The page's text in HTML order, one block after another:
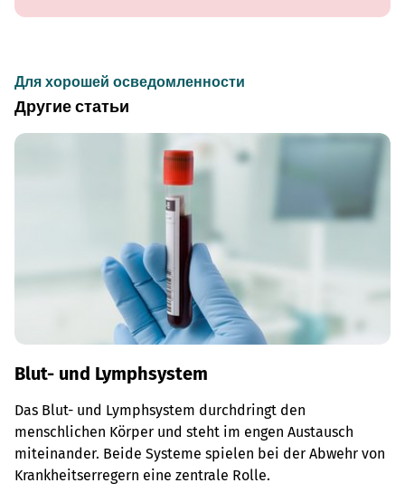
Для хорошей осведомленности
Другие статьи
Blut- und Lymphsystem
Das Blut- und Lymphsystem durchdringt den
menschlichen Körper und steht im engen Austausch
miteinander. Beide Systeme spielen bei der Abwehr von
Krankheitserregern eine zentrale Rolle.